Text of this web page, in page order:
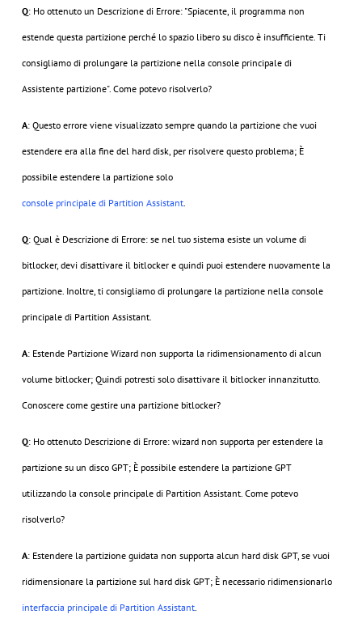
Q: Ho ottenuto un Descrizione di Errore: "Spiacente, il programma non
estende questa partizione perché lo spazio libero su disco è insufficiente. Ti
consigliamo di prolungare la partizione nella console principale di
Assistente partizione". Come potevo risolverlo?
A: Questo errore viene visualizzato sempre quando la partizione che vuoi
estendere era alla fine del hard disk, per risolvere questo problema; È
possibile estendere la partizione solo
console principale di Partition Assistant.
Q: Qual è Descrizione di Errore: se nel tuo sistema esiste un volume di
bitlocker, devi disattivare il bitlocker e quindi puoi estendere nuovamente la
partizione. Inoltre, ti consigliamo di prolungare la partizione nella console
principale di Partition Assistant.
A: Estende Partizione Wizard non supporta la ridimensionamento di alcun
volume bitlocker; Quindi potresti solo disattivare il bitlocker innanzitutto.
Conoscere come gestire una partizione bitlocker?
Q: Ho ottenuto Descrizione di Errore: wizard non supporta per estendere la
partizione su un disco GPT; È possibile estendere la partizione GPT
utilizzando la console principale di Partition Assistant. Come potevo
risolverlo?
A: Estendere la partizione guidata non supporta alcun hard disk GPT, se vuoi
ridimensionare la partizione sul hard disk GPT; È necessario ridimensionarlo
interfaccia principale di Partition Assistant.